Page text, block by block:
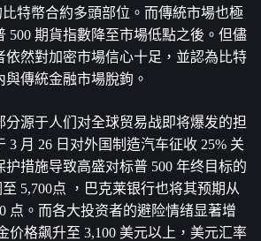
特幣合約多頭部位。而傳統市場也極
500 期貨指數降至市場低點之後。但儘
依然對加密市場信心十足，並認為​​比特
傳統金融市場脫鉤。
分源于人们对全球贸易战即将爆发的担
3 月 26 日对外国制造汽车征收 25% 关
措施导致高盛对标普 500 年终目标的
5,700点 ，巴克莱银行也将其预期从
点。而各大投资者的避险情绪显著增
价格飙升至 3,100 美元以上，美元汇率